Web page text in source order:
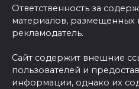
Ответственность за
материалов, размещенных
рекламодатель.
Сайт содержит внешние
пользователей и
информации, однако их